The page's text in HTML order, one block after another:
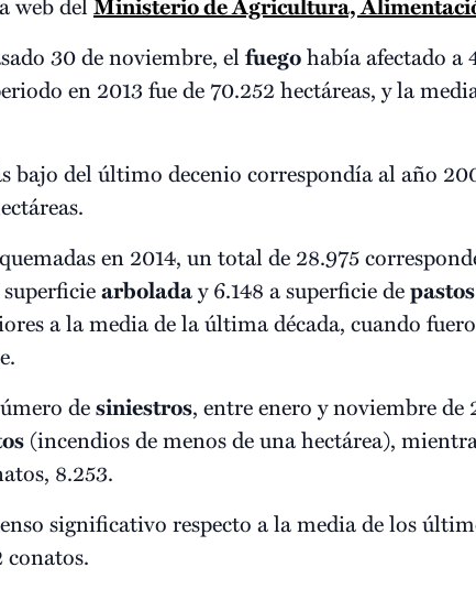
30 de noviembre, elfuegohabía afectado a
en 2013 fue de 70.252 hectáreas, y la
bajo del último decenio correspondía al año
en 2014, un total de 28.975
superficiearboladay 6.148 a superficie depastos
a la media de la última década, cuando
desiniestros, entre enero y noviembre
(incendios de menos de una hectárea),
8.253.
significativo respecto a la media de los
conatos.